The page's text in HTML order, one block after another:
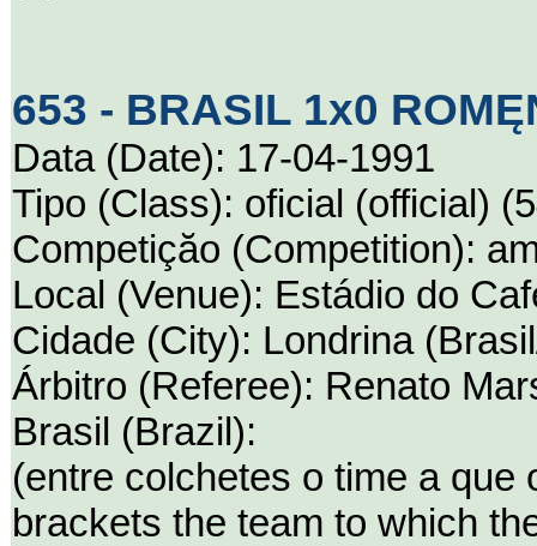
653 - BRASIL 1x0
Data (Date): 17-04-1991
Tipo (Class): oficial (official)
Competiçăo (Competition):
Local (Venue): Estádio do
Cidade (City): Londrina
Árbitro (Referee): Renato
Brasil (Brazil):
(entre colchetes o time a que
brackets the team to which